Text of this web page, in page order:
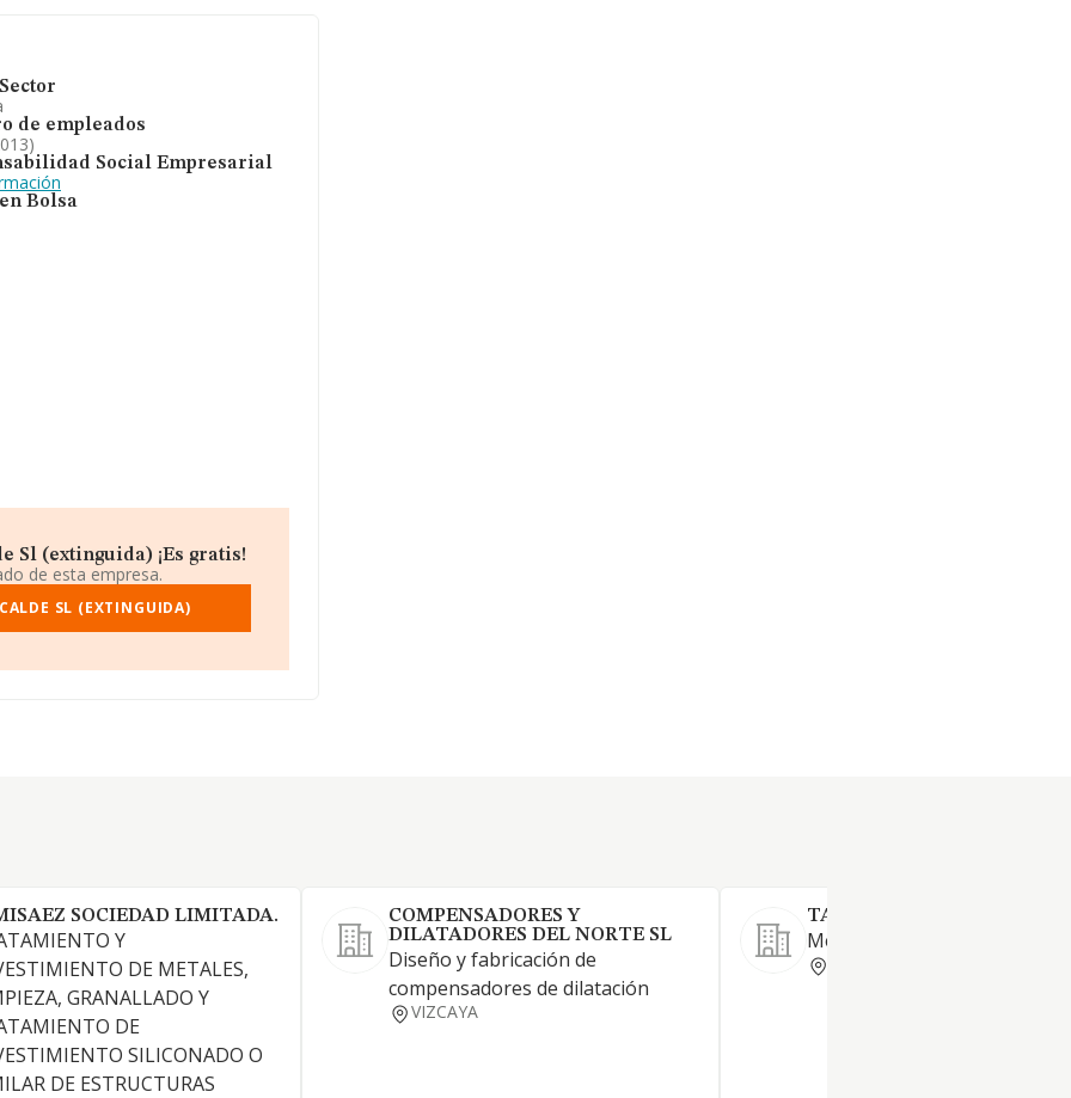
de empleados
Social Empresarial
Bolsa
Sl (extinguida) ¡Es gratis!
de esta empresa.
SL (EXTINGUIDA)
SOCIEDAD LIMITADA.
Y
DE METALES,
GRANALLADO Y
DE
SILICONADO O
DE ESTRUCTURAS
COMPENSADORES Y
DILATADORES DEL NORTE SL
Diseño y fabricación de
compensadores de dilatación
VIZCAYA
TALLERES D ELGUEZABAL
Mecanización de piezas.